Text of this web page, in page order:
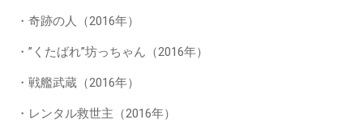
・奇跡の人（2016年）
・”くたばれ”坊っちゃん（2016年）
・戦艦武蔵（2016年）
・レンタル救世主（2016年）